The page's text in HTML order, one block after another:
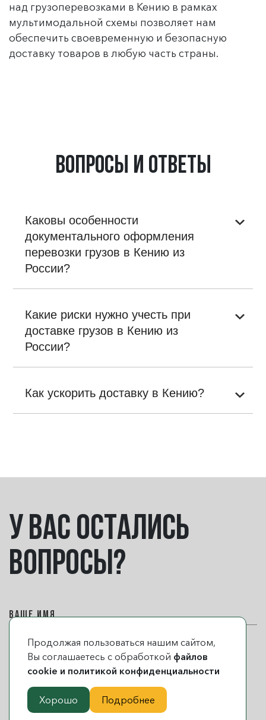
над грузоперевозками в Кению в рамках
мультимодальной схемы позволяет нам
обеспечить своевременную и безопасную
доставку товаров в любую часть страны.
Вопросы и ответы
Каковы особенности
документального оформления
перевозки грузов в Кению из
России?
Какие риски нужно учесть при
доставке грузов в Кению из
России?
Как ускорить доставку в Кению?
У вас остались
вопросы?
Продолжая пользоваться нашим сайтом,
Вы соглашаетесь с обработкой файлов
cookie и политикой конфиденциальности
Хорошо Подробнее